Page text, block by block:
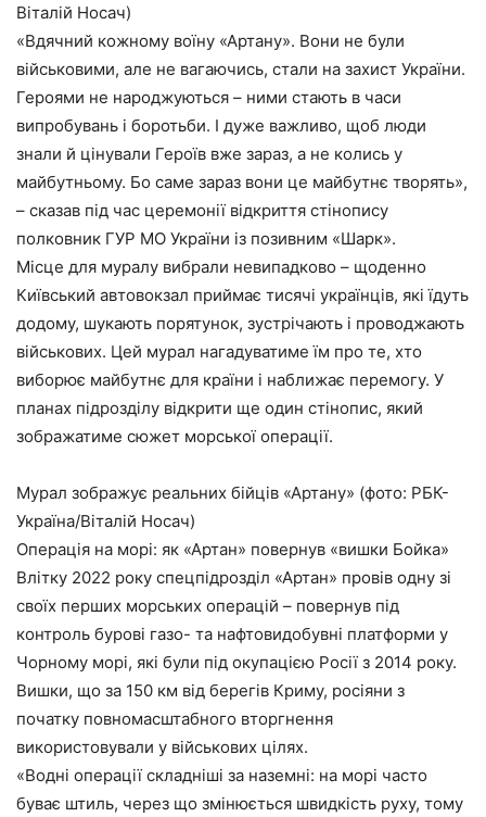
Віталій Носач)
«Вдячний кожному воїну «Артану». Вони не були
військовими, але не вагаючись, стали на захист України.
Героями не народжуються – ними стають в часи
випробувань і боротьби. І дуже важливо, щоб люди
знали й цінували Героїв вже зараз, а не колись у
майбутньому. Бо саме зараз вони це майбутнє творять»,
– сказав під час церемонії відкриття стінопису
полковник ГУР МО України із позивним «Шарк».
Місце для муралу вибрали невипадково – щоденно
Київський автовокзал приймає тисячі українців, які їдуть
додому, шукають порятунок, зустрічають і проводжають
військових. Цей мурал нагадуватиме їм про те, хто
виборює майбутнє для країни і наближає перемогу. У
планах підрозділу відкрити ще один стінопис, який
зображатиме сюжет морської операції.
Мурал зображує реальних бійців «Артану» (фото: РБК-
Україна/Віталій Носач)
Операція на морі: як «Артан» повернув «вишки Бойка»
Влітку 2022 року спецпідрозділ «Артан» провів одну зі
своїх перших морських операцій – повернув під
контроль бурові газо- та нафтовидобувні платформи у
Чорному морі, які були під окупацією Росії з 2014 року.
Вишки, що за 150 км від берегів Криму, росіяни з
початку повномасштабного вторгнення
використовували у військових цілях.
«Водні операції складніші за наземні: на морі часто
буває штиль, через що змінюється швидкість руху, тому